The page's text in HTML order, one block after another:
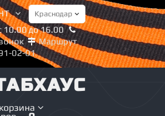
10.00 до 16.00
Маршрут
02-01